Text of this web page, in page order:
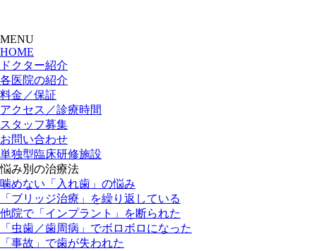
MENU
HOME
ドクター紹介
各医院の紹介
料金／保証
アクセス／診療時間
スタッフ募集
お問い合わせ
単独型臨床研修施設
悩み別の治療法
噛めない 「入れ歯」 の悩み
「ブリッジ治療」
を繰り返している
他院で「インプラント」を断られた
「虫歯／歯周病」 でボロボロになった
「事故」 で歯が失われた